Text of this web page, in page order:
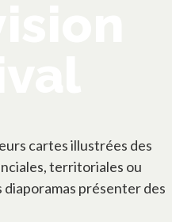
cartes illustrées des
territoriales ou
présenter des